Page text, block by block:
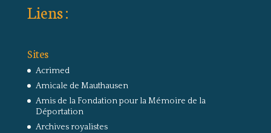
Liens :
Sites
Acrimed
Amicale de Mauthausen
Amis de la Fondation pour la Mémoire de la
Déportation
Archives royalistes